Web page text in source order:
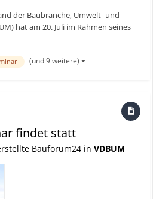
der Baubranche, Umwelt- und
hat am 20. Juli im Rahmen seines
sind die DMT
die Liebherr-Werk Bischofshofen
(und 9 weitere)
findet statt
Bauforum24 in VDBUM